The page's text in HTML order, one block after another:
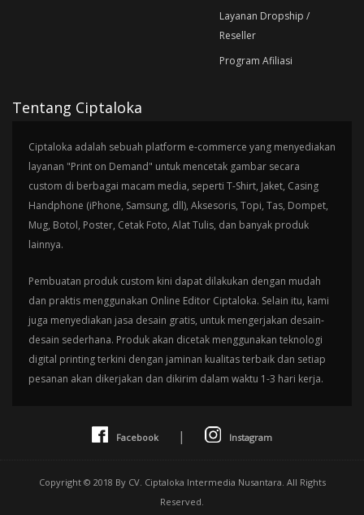
Layanan Dropship /
Reseller
Program Afiliasi
Tentang Ciptaloka
Ciptaloka adalah sebuah platform e-commerce yang menyediakan
layanan "Print on Demand" untuk mencetak gambar secara
custom di berbagai macam media, seperti T-Shirt, Jaket, Casing
Handphone (iPhone, Samsung, dll), Aksesoris, Topi, Tas, Dompet,
Mug, Botol, Poster, Cetak Foto, Alat Tulis, dan banyak produk
lainnya.
Pembuatan produk custom kini dapat dilakukan dengan mudah
dan praktis menggunakan Online Editor Ciptaloka. Selain itu, kami
juga menyediakan jasa desain gratis, untuk mengerjakan desain-
desain sederhana. Produk akan dicetak menggunakan teknologi
digital printing terkini dengan jaminan kualitas terbaik dan setiap
pesanan akan dikerjakan dan dikirim dalam waktu 1-3 hari kerja.
Facebook | Instagram
Copyright © 2018 By CV. Ciptaloka Intermedia Nusantara. All Rights
Reserved.